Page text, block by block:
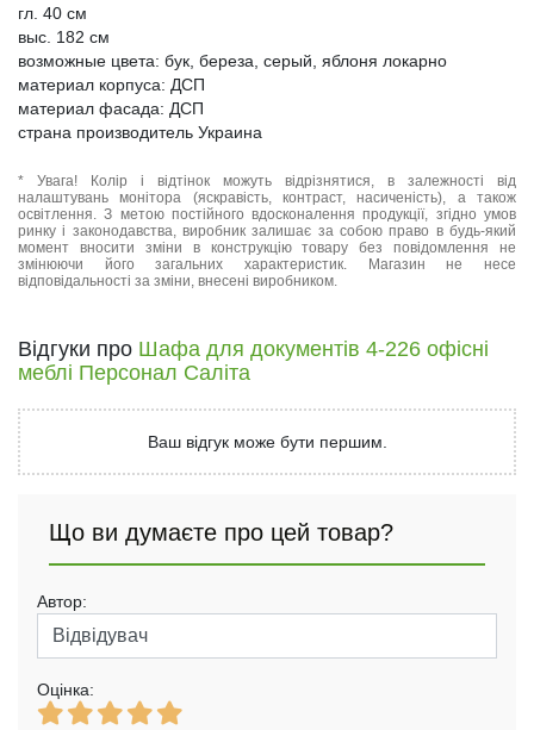
гл. 40 см
выс. 182 см
возможные цвета: бук, береза, серый, яблоня локарно
материал корпуса: ДСП
материал фасада: ДСП
страна производитель Украина
* Увага! Колір і відтінок можуть відрізнятися, в залежності від
налаштувань монітора (яскравість, контраст, насиченість), а також
освітлення. З метою постійного вдосконалення продукції, згідно умов
ринку і законодавства, виробник залишає за собою право в будь-який
момент вносити зміни в конструкцію товару без повідомлення не
змінюючи його загальних характеристик. Магазин не несе
відповідальності за зміни, внесені виробником.
Відгуки про Шафа для документів 4-226 офісні
меблі Персонал Саліта
Ваш відгук може бути першим.
Що ви думаєте про цей товар?
Автор:
Оцінка: